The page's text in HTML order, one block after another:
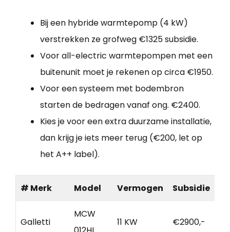
Bij een hybride warmtepomp (4 kW)
verstrekken ze grofweg €1325 subsidie.
Voor all-electric warmtepompen met een
buitenunit moet je rekenen op circa €1950.
Voor een systeem met bodembron
starten de bedragen vanaf ong. €2400.
Kies je voor een extra duurzame installatie,
dan krijg je iets meer terug (€200, let op
het A++ label).
# Merk Model Vermogen Subsidie
Galletti
MCW
11 KW €2900,-